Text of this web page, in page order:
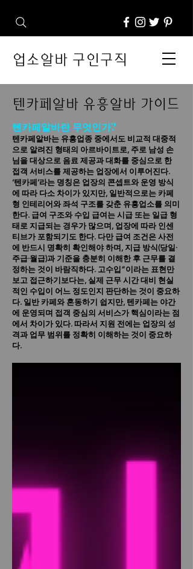
업소알바 구인구직
텐카페알바 유흥알바 가이드
텐카페알바란 무엇인가?
텐카페알바는 유흥업종 중에서도 비교적 대중적
으로 알려진 형태의 아르바이트로, 주로 남성 손
님을 대상으로 음료 제공과 대화를 중심으로 한
접객 서비스를 제공하는 업장에서 이루어진다.
‘텐카페’라는 명칭은 업장의 콘셉트와 운영 방식
에 따라 다소 차이가 있지만, 일반적으로는 카페
형 인테리어와 좌석 구조를 갖춘 유흥업소를 의미
한다. 급여 구조와 수입 급여는 시급 또는 일급 형
태로 지급되는 경우가 많으며, 업장에 따라 인센
티브가 포함되기도 한다. 다만 급여 조건은 사전
에 반드시 명확히 확인해야 하며, 지급 방식(당일·
주급·월급)과 기준을 충분히 이해한 후 근무를 결
정하는 것이 바람직하다. 고수입”이라는 표현만
보고 접근하기보다는, 실제 근무 시간 대비 현실
적인 수입이 어느 정도인지 판단하는 것이 중요하
다. 일반 카페와 혼동하기 쉽지만, 텐카페는 야간
에 운영되며 접객 중심의 서비스가 핵심이라는 점
에서 차이가 있다. 따라서 지원 전에는 업장의 성
격과 업무 범위를 정확히 이해하는 것이 중요하
다.